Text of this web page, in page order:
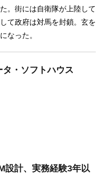
。街には自衛隊が上陸して
て政府は対馬を封鎖。玄を
なった。
・ソフトハウス
設計、実務経験3年以